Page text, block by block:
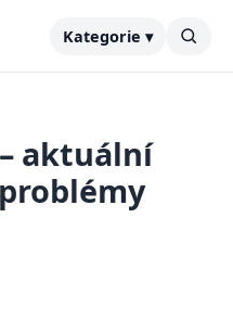
Kategorie ▾
aktuální